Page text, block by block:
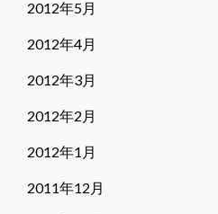
2012年5月
2012年4月
2012年3月
2012年2月
2012年1月
2011年12月